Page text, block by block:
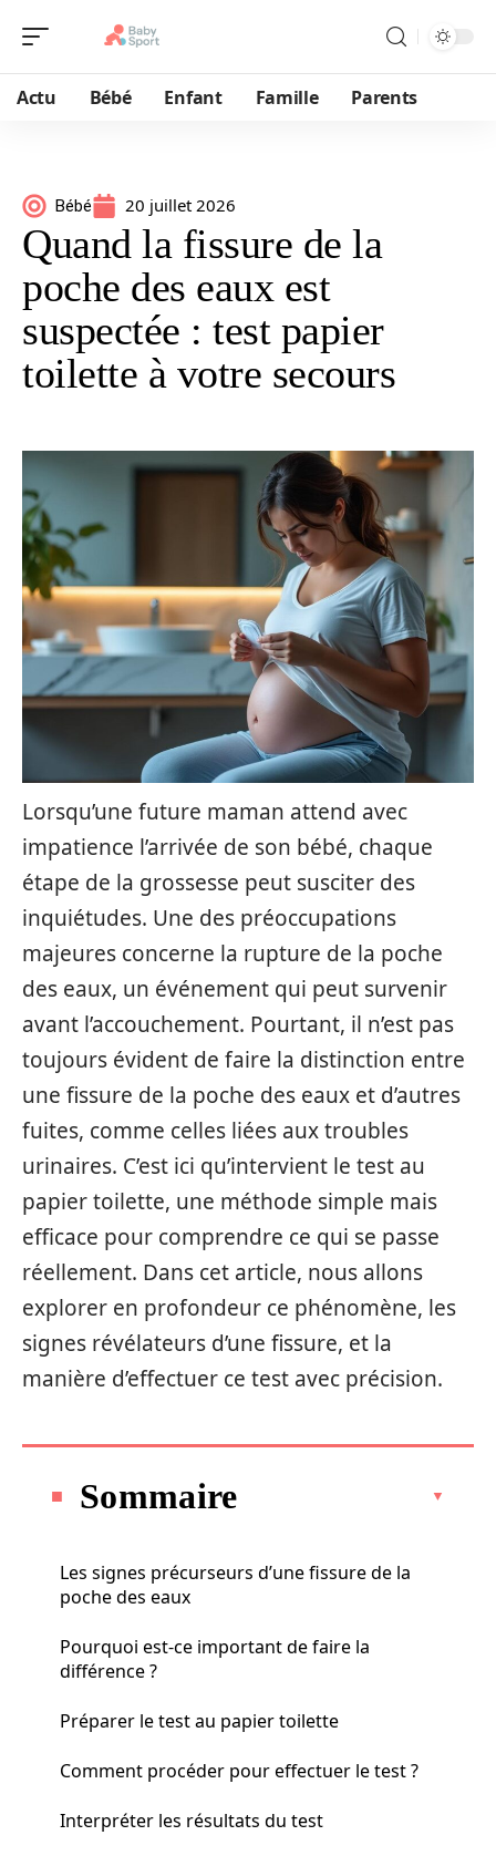
Actu Bébé Enfant Famille Parents
Bébé 20 juillet 2026
Quand la fissure de la
poche des eaux est
suspectée : test papier
toilette à votre secours
Lorsqu’une future maman attend avec
impatience l’arrivée de son bébé, chaque
étape de la grossesse peut susciter des
inquiétudes. Une des préoccupations
majeures concerne la rupture de la poche
des eaux, un événement qui peut survenir
avant l’accouchement. Pourtant, il n’est pas
toujours évident de faire la distinction entre
une fissure de la poche des eaux et d’autres
fuites, comme celles liées aux troubles
urinaires. C’est ici qu’intervient le test au
papier toilette, une méthode simple mais
efficace pour comprendre ce qui se passe
réellement. Dans cet article, nous allons
explorer en profondeur ce phénomène, les
signes révélateurs d’une fissure, et la
manière d’effectuer ce test avec précision.
Sommaire
Les signes précurseurs d’une fissure de la
poche des eaux
Pourquoi est-ce important de faire la
différence ?
Préparer le test au papier toilette
Comment procéder pour effectuer le test ?
Interpréter les résultats du test